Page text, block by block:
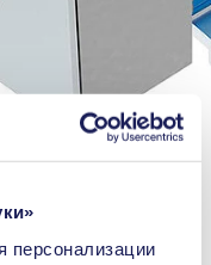
with a BLDC
control and digital